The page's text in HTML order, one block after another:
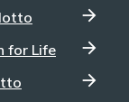
for Life